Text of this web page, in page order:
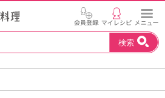
お
い
検索